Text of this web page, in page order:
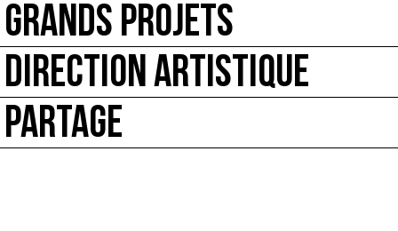
GRANDS PROJETS
DIRECTION ARTISTIQUE
PARTAGE